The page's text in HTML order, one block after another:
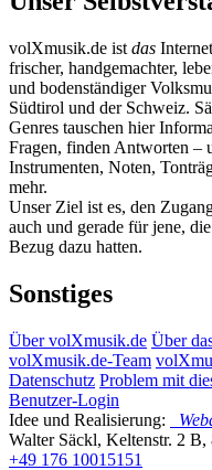
volXmusik.de ist das
frischer, handgemachter,
und bodenständiger
Südtirol und der Schweiz.
Genres tauschen hier
Fragen, finden Antworten –
Instrumenten, Noten,
mehr.
Unser Ziel ist es, den
auch und gerade für jene,
Bezug dazu hatten.
Sonstiges
Über volXmusik.de Über
volXmusik.de-Team
Datenschutz Problem mit
Benutzer-Login
Idee und Realisierung:
Walter Säckl, Keltenstr. 2 B,
+49 176 10015151